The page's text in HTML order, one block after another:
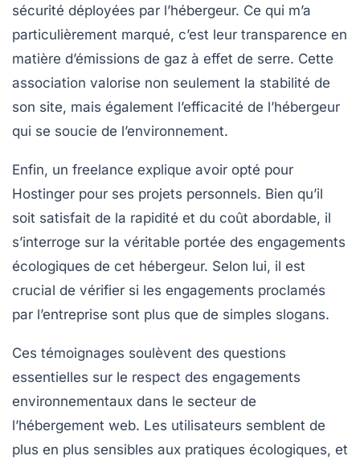
sécurité déployées par l’hébergeur. Ce qui m’a
particulièrement marqué, c’est leur transparence en
matière d’émissions de gaz à effet de serre. Cette
association valorise non seulement la stabilité de
son site, mais également l’efficacité de l’hébergeur
qui se soucie de l’environnement.
Enfin, un freelance explique avoir opté pour
Hostinger pour ses projets personnels. Bien qu’il
soit satisfait de la rapidité et du coût abordable, il
s’interroge sur la véritable portée des engagements
écologiques de cet hébergeur. Selon lui, il est
crucial de vérifier si les engagements proclamés
par l’entreprise sont plus que de simples slogans.
Ces témoignages soulèvent des questions
essentielles sur le respect des engagements
environnementaux dans le secteur de
l’hébergement web. Les utilisateurs semblent de
plus en plus sensibles aux pratiques écologiques, et